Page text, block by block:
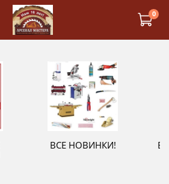
0
ВСЕ НОВИНКИ!